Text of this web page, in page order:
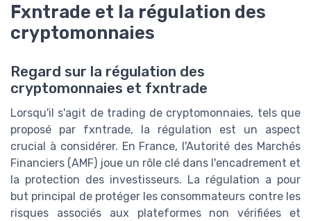
Fxntrade et la régulation des
cryptomonnaies
Regard sur la régulation des
cryptomonnaies et fxntrade
Lorsqu'il s'agit de trading de cryptomonnaies, tels que
proposé par fxntrade, la régulation est un aspect
crucial à considérer. En France, l'Autorité des Marchés
Financiers (AMF) joue un rôle clé dans l'encadrement et
la protection des investisseurs. La régulation a pour
but principal de protéger les consommateurs contre les
risques associés aux plateformes non vérifiées et